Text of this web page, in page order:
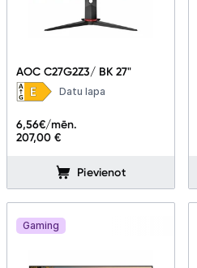
AOC C27G2Z3/ BK 27"
Datu lapa
207,00 €
6,56€/mēn.
Pievienot
Gaming